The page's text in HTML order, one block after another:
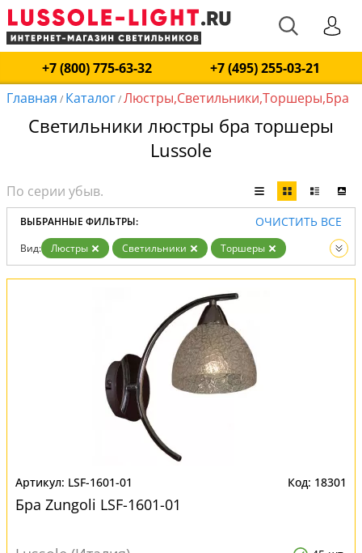
+7 (800) 775-63-32
+7 (495) 255-03-21
Главная / Каталог/Люстры,Светильники,Торшеры,Бра
Светильники люстры бра торшеры
Lussole
ВЫБРАННЫЕ ФИЛЬТРЫ: ОЧИСТИТЬ ВСЕ
Вид: Люстры Светильники
Торшеры
Бра
LSF-1601-01 18301
Бра Zungoli LSF-1601-01